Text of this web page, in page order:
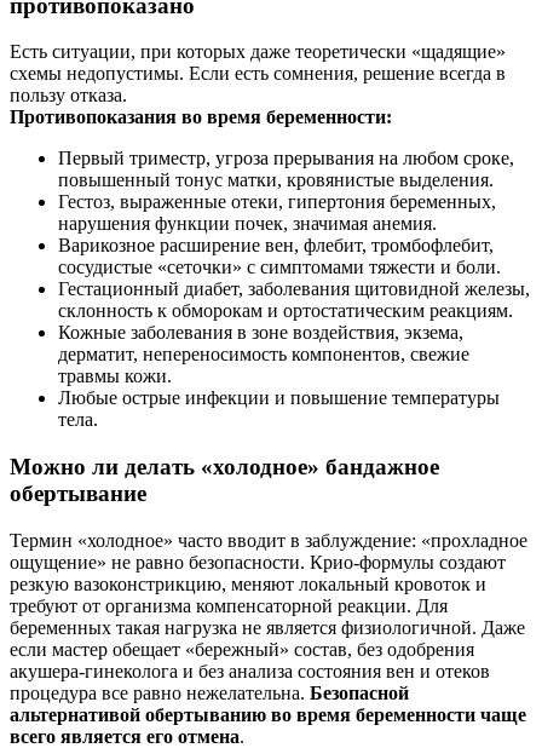
Есть ситуации, при которых даже теоретически «щадящие»
схемы недопустимы. Если есть сомнения, решение всегда в
пользу отказа.
Противопоказания во время беременности:
Первый триместр, угроза прерывания на любом сроке,
повышенный тонус матки, кровянистые выделения.
Гестоз, выраженные отеки, гипертония беременных,
нарушения функции почек, значимая анемия.
Варикозное расширение вен, флебит, тромбофлебит,
сосудистые «сеточки» с симптомами тяжести и боли.
Гестационный диабет, заболевания щитовидной железы,
склонность к обморокам и ортостатическим реакциям.
Кожные заболевания в зоне воздействия, экзема,
дерматит, непереносимость компонентов, свежие
травмы кожи.
Любые острые инфекции и повышение температуры
тела.
Можно ли делать «холодное» бандажное
обертывание
Термин «холодное» часто вводит в заблуждение: «прохладное
ощущение» не равно безопасности. Крио‑формулы создают
резкую вазоконстрикцию, меняют локальный кровоток и
требуют от организма компенсаторной реакции. Для
беременных такая нагрузка не является физиологичной. Даже
если мастер обещает «бережный» состав, без одобрения
акушера‑гинеколога и без анализа состояния вен и отеков
процедура все равно нежелательна. Безопасной
альтернативой обертыванию во время беременности чаще
всего является его отмена.